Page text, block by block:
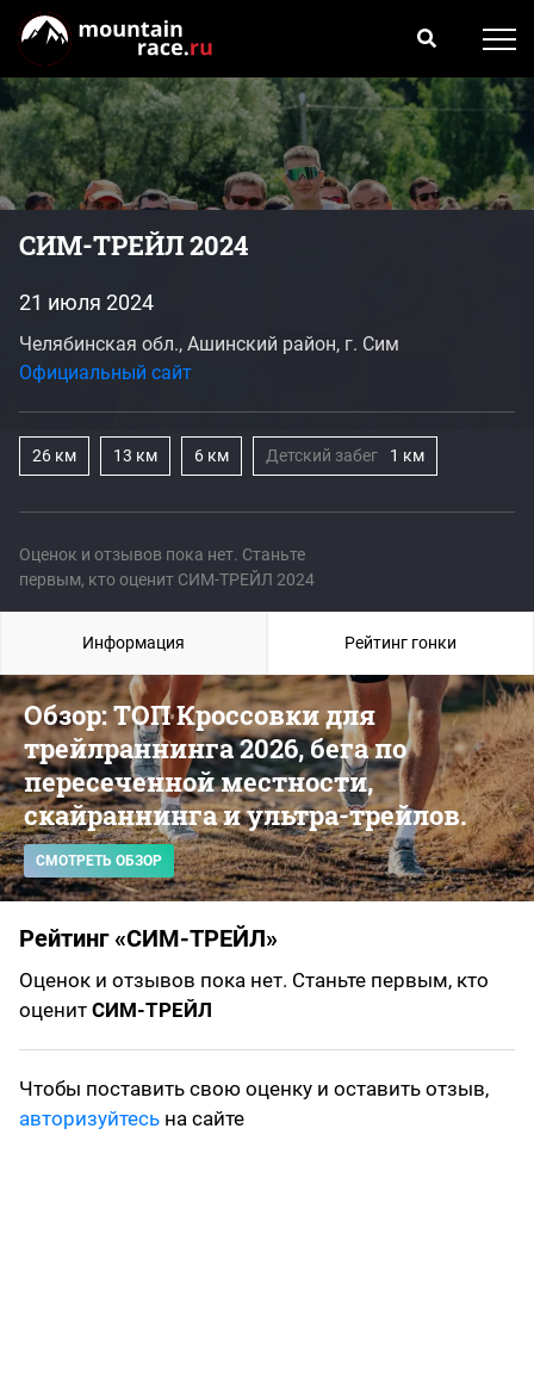
СИМ-ТРЕЙЛ 2024
Оценок и отзывов пока нет. Станьте
первым, кто оценит СИМ-ТРЕЙЛ 2024
21 июля 2024
Челябинская обл., Ашинский район, г. Сим
Официальный сайт
26 км 13 км 6 км Детский забег 1 км
Обзор: ТОП Кроссовки для
трейлраннинга 2026, бега по
пересеченной местности,
скайраннинга и ультра-трейлов.
СМОТРЕТЬ ОБЗОР
Рейтинг «СИМ-ТРЕЙЛ»
Оценок и отзывов пока нет. Станьте первым, кто
оценит СИМ-ТРЕЙЛ
Чтобы поставить свою оценку и оставить отзыв,
авторизуйтесь на сайте
Информация Рейтинг гонки